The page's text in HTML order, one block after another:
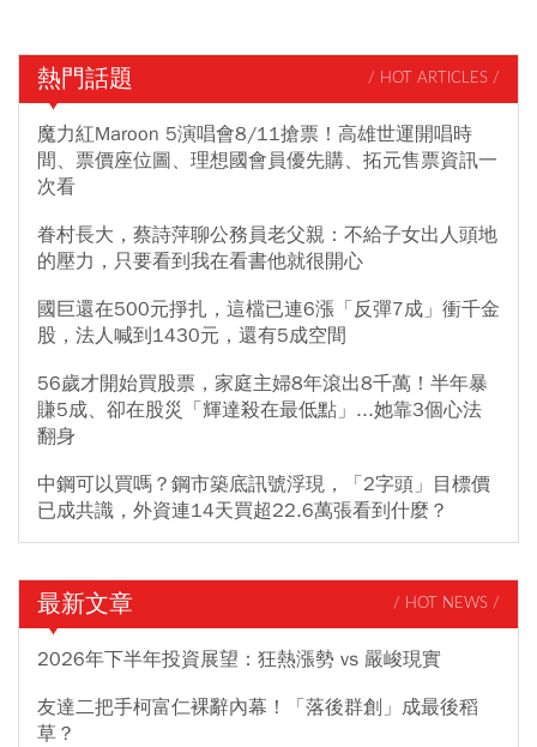
熱門話題 / HOT ARTICLES /
魔力紅Maroon 5演唱會8/11搶票！高雄世運開唱時
間、票價座位圖、理想國會員優先購、拓元售票資訊一
次看
眷村長大，蔡詩萍聊公務員老父親：不給子女出人頭地
的壓力，只要看到我在看書他就很開心
國巨還在500元掙扎，這檔已連6漲「反彈7成」衝千金
股，法人喊到1430元，還有5成空間
56歲才開始買股票，家庭主婦8年滾出8千萬！半年暴
賺5成、卻在股災「輝達殺在最低點」...她靠3個心法
翻身
中鋼可以買嗎？鋼市築底訊號浮現，「2字頭」目標價
已成共識，外資連14天買超22.6萬張看到什麼？
最新文章 / HOT NEWS /
2026年下半年投資展望：狂熱漲勢 vs 嚴峻現實
友達二把手柯富仁裸辭內幕！「落後群創」成最後稻
草？